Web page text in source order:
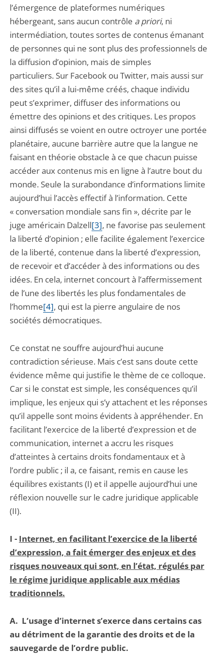
l’émergence de plateformes numériques
hébergeant, sans aucun contrôle a priori, ni
intermédiation, toutes sortes de contenus émanant
de personnes qui ne sont plus des professionnels de
la diffusion d’opinion, mais de simples
particuliers. Sur Facebook ou Twitter, mais aussi sur
des sites qu’il a lui-même créés, chaque individu
peut s’exprimer, diffuser des informations ou
émettre des opinions et des critiques. Les propos
ainsi diffusés se voient en outre octroyer une portée
planétaire, aucune barrière autre que la langue ne
faisant en théorie obstacle à ce que chacun puisse
accéder aux contenus mis en ligne à l’autre bout du
monde. Seule la surabondance d’informations limite
aujourd’hui l’accès effectif à l’information. Cette
« conversation mondiale sans fin », décrite par le
juge américain Dalzell[3], ne favorise pas seulement
la liberté d’opinion ; elle facilite également l’exercice
de la liberté, contenue dans la liberté d’expression,
de recevoir et d’accéder à des informations ou des
idées. En cela, internet concourt à l’affermissement
de l’une des libertés les plus fondamentales de
l’homme[4], qui est la pierre angulaire de nos
sociétés démocratiques.
Ce constat ne souffre aujourd’hui aucune
contradiction sérieuse. Mais c’est sans doute cette
évidence même qui justifie le thème de ce colloque.
Car si le constat est simple, les conséquences qu’il
implique, les enjeux qui s’y attachent et les réponses
qu’il appelle sont moins évidents à appréhender. En
facilitant l’exercice de la liberté d’expression et de
communication, internet a accru les risques
d’atteintes à certains droits fondamentaux et à
l’ordre public ; il a, ce faisant, remis en cause les
équilibres existants (I) et il appelle aujourd’hui une
réflexion nouvelle sur le cadre juridique applicable
(II).
I - Internet, en facilitant l’exercice de la liberté
d’expression, a fait émerger des enjeux et des
risques nouveaux qui sont, en l’état, régulés par
le régime juridique applicable aux médias
traditionnels.
A. L’usage d’internet s’exerce dans certains cas
au détriment de la garantie des droits et de la
sauvegarde de l’ordre public.